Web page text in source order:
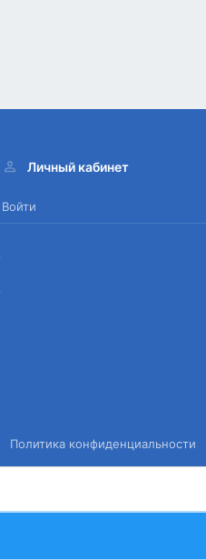
Личный кабинет
Войти
Политика конфиденциальности